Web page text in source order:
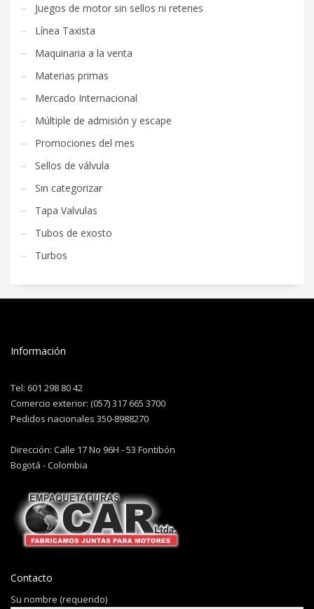
Juegos de motor sin sellos ni retenes
Línea Taxista
Maquinaria a la venta
Materias primas
Mercado Internacional
Múltiple de admisión y escape
Promociones del mes
Sellos de válvula
Sin categorizar
Tapa Valvulas
Tubos de exosto
Turbos
Información
Tel: 601 298 80 42
Comercio exterior: (057) 317 665 3700
Pedidos nacionales 350-8988270
Dirección: Calle 17 No 96H - 53 Fontibón
Bogotá - Colombia
Contacto
Su nombre (requerido)